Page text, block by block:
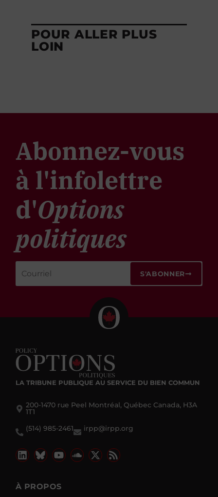
POUR ALLER PLUS
LOIN
Abonnez-vous
à l'infolettre
d'Options
politiques
S'ABONNER
LA TRIBUNE PUBLIQUE AU SERVICE DU BIEN COMMUN
200-1470 rue Peel Montréal, Québec Canada, H3A
1T1
(514) 985-2461
irpp@irpp.org
À PROPOS